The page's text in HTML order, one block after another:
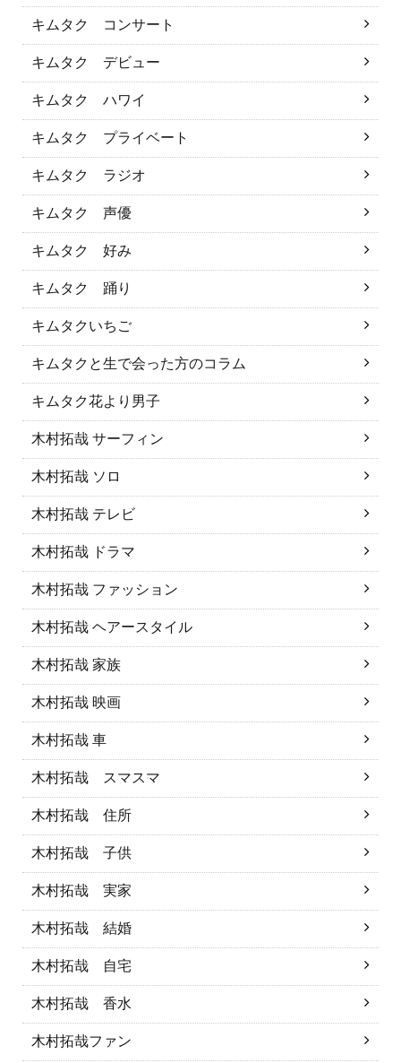
キムタク コンサート
キムタク デビュー
キムタク ハワイ
キムタク プライベート
キムタク ラジオ
キムタク 声優
キムタク 好み
キムタク 踊り
キムタクいちご
キムタクと生で会った方のコラム
キムタク花より男子
木村拓哉 サーフィン
木村拓哉 ソロ
木村拓哉 テレビ
木村拓哉 ドラマ
木村拓哉 ファッション
木村拓哉 ヘアースタイル
木村拓哉 家族
木村拓哉 映画
木村拓哉 車
木村拓哉 スマスマ
木村拓哉 住所
木村拓哉 子供
木村拓哉 実家
木村拓哉 結婚
木村拓哉 自宅
木村拓哉 香水
木村拓哉ファン